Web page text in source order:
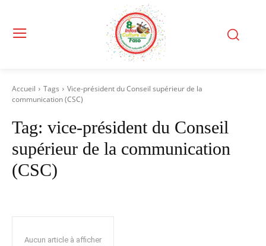
Accueil Tags
Vice-président du Conseil supérieur de la
communication (CSC)
Tag: vice-président du Conseil
supérieur de la communication
(CSC)
Aucun article à afficher